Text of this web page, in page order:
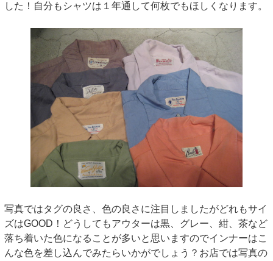
した！自分もシャツは１年通して何枚でもほしくなります。
写真ではタグの良さ、色の良さに注目しましたがどれもサイ
ズはGOOD！どうしてもアウターは黒、グレー、紺、茶など
落ち着いた色になることが多いと思いますのでインナーはこ
んな色を差し込んでみたらいかがでしょう？お店では写真の